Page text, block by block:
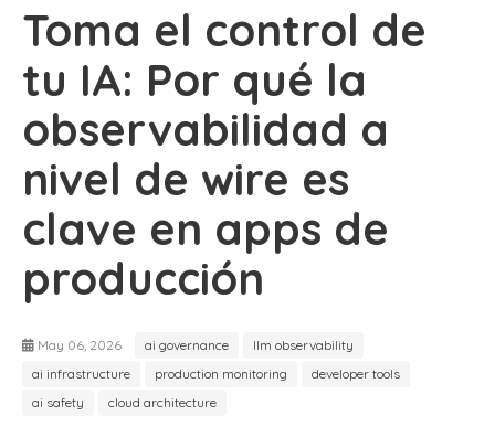
Toma el control de
tu IA: Por qué la
observabilidad a
nivel de wire es
clave en apps de
producción
May 06, 2026 ai governance
llm observability
ai infrastructure
production monitoring
developer tools
ai safety
cloud architecture